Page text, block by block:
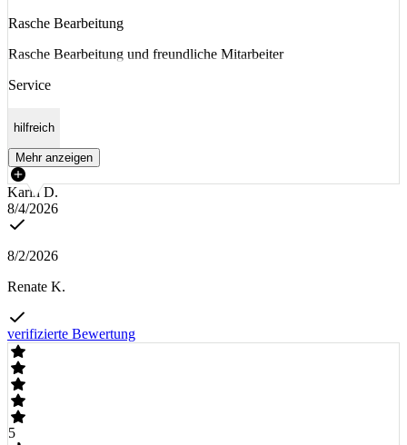
Rasche Bearbeitung
Rasche Bearbeitung und freundliche Mitarbeiter
Service
hilfreich
Mehr anzeigen
Karin D.
8/4/2026
8/2/2026
Renate K.
verifizierte Bewertung
5